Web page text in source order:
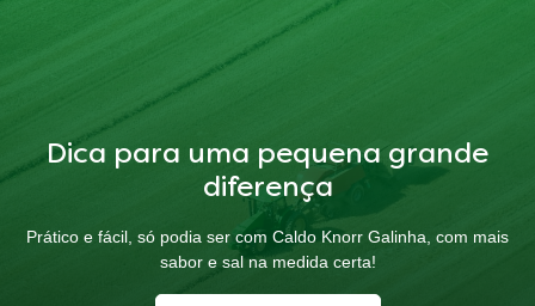
Dica para uma pequena grande
diferença
Prático e fácil, só podia ser com Caldo Knorr Galinha, com mais
sabor e sal na medida certa!